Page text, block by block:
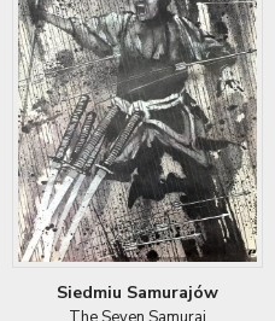
Siedmiu Samurajów